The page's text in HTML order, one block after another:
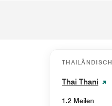
THAILÄNDISCH
Thai Thani
1.2 Meilen